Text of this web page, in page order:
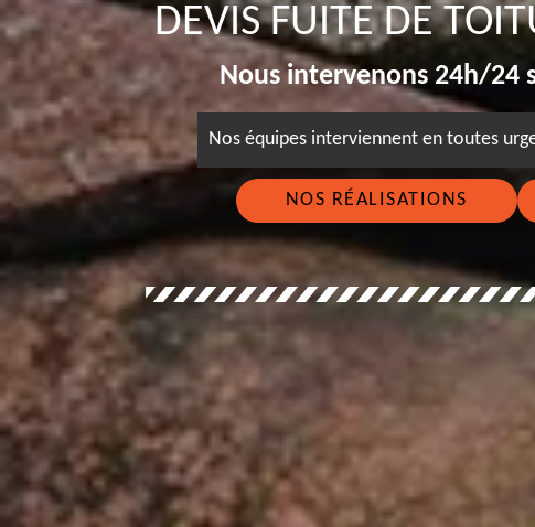
DEVIS FUITE DE
Nous intervenons 24h/24
Nos équipes interviennent en toutes
NOS RÉALISATIONS